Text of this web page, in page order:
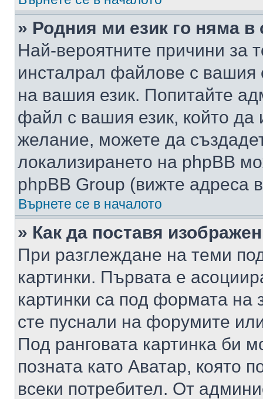
» Родния ми език го няма в
Най-вероятните причини за
инсталрал файлове с вашия
на вашия език. Попитайте
файл с вашия език, който да
желание, можете да
локализирането на phpBB
phpBB Group (вижте адреса
Върнете се в началото
» Как да поставя
При разглеждане на теми
картинки. Първата е
картинки са под формата на
сте пуснали на форумите
Под ранговата картинка би
позната като Аватар, която
всеки потребител. От